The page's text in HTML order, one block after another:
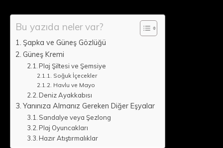
Bu yazıda neler var?
Şapka ve Güneş Gözlüğü
Güneş Kremi
Plaj Şiltesi ve Şemsiye
Soğuk İçecekler
Havlu ve Mayo
Deniz Ayakkabısı
Yanınıza Almanız Gereken Diğer Eşyalar
Sandalye veya Şezlong
Plaj Oyuncakları
Hazır Atıştırmalıklar